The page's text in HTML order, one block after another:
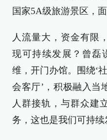
国家5A级旅游景区，
人流量大，资金有限
现可持续发展？曾磊
维，开门办馆。围绕‘
会客厅’，积极融入当
人群接轨，与群众建
务，这也是我们可持续